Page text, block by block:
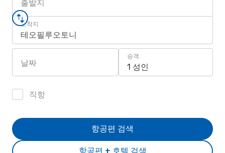
출발지
도착지
테오필루오토니
날짜
승객
1 성인
직항
항공편 + 호텔 검색
항공편 검색